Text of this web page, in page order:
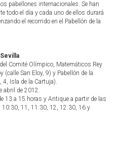
pabellones internacionales. Se han
todo el día y cada uno de ellos durará
el recorrido en el Pabellón de la
Comité Olímpico, Matemáticos Rey
San Eloy, 9) y Pabellón de la
4, Isla de la Cartuja).
abril de 2012.
13 a 15 horas y Antique a partir de las
10:30, 11, 11:30, 12, 12:30, 16 y